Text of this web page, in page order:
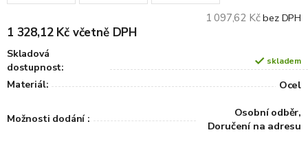
1 097,62 Kčbez DPH
1 328,12 Kč včetně DPH
Skladová
dostupnost:
skladem
Materiál: Ocel
Možnosti dodání :
Osobní odběr,
Doručení na adresu